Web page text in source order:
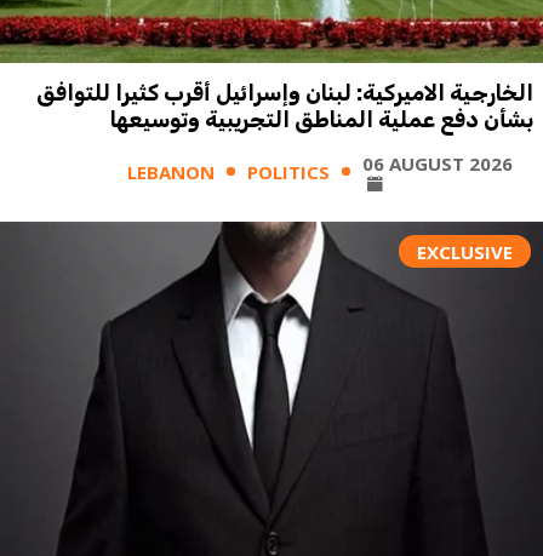
الخارجية الاميركية: لبنان وإسرائيل أقرب كثيرا للتوافق
بشأن دفع عملية المناطق التجريبية وتوسيعها
LEBANON POLITICS 06 AUGUST 2026
EXCLUSIVE